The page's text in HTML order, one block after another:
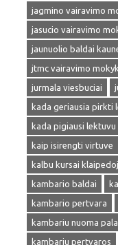
jagmino vairavimo
jasucio vairavimo
jaunuolio baldai
jtmc vairavimo
jurmala viesbuciai
kada geriausia pirkti
kada pigiausi
kaip isirengti virtuve
kalbu kursai
kambario baldai
kambario pertvara
kambariu nuoma
kambariu pertvaros